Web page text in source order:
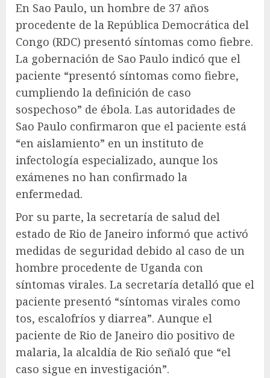
En Sao Paulo, un hombre de 37 años
procedente de la República Democrática del
Congo (RDC) presentó síntomas como fiebre.
La gobernación de Sao Paulo indicó que el
paciente “presentó síntomas como fiebre,
cumpliendo la definición de caso
sospechoso” de ébola. Las autoridades de
Sao Paulo confirmaron que el paciente está
“en aislamiento” en un instituto de
infectología especializado, aunque los
exámenes no han confirmado la
enfermedad.
Por su parte, la secretaría de salud del
estado de Rio de Janeiro informó que activó
medidas de seguridad debido al caso de un
hombre procedente de Uganda con
síntomas virales. La secretaría detalló que el
paciente presentó “síntomas virales como
tos, escalofríos y diarrea”. Aunque el
paciente de Rio de Janeiro dio positivo de
malaria, la alcaldía de Rio señaló que “el
caso sigue en investigación”.